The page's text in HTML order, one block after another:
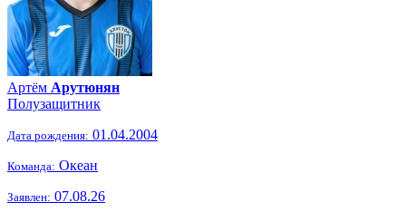
Артём Арутюнян
Полузащитник
Дата рождения: 01.04.2004
Команда: Океан
Заявлен: 07.08.26